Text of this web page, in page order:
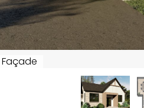
Façade